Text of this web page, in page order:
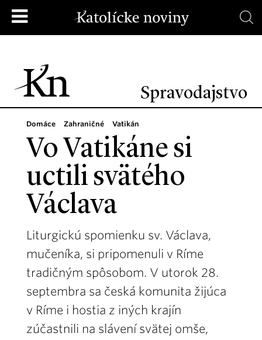
Spravodajstvo
Domáce Zahraničné Vatikán
Vo Vatikáne si
uctili svätého
Václava
Liturgickú spomienku sv. Václava,
mučeníka, si pripomenuli v Ríme
tradičným spôsobom. V utorok 28.
septembra sa česká komunita žijúca
v Ríme i hostia z iných krajín
zúčastnili na slávení svätej omše,